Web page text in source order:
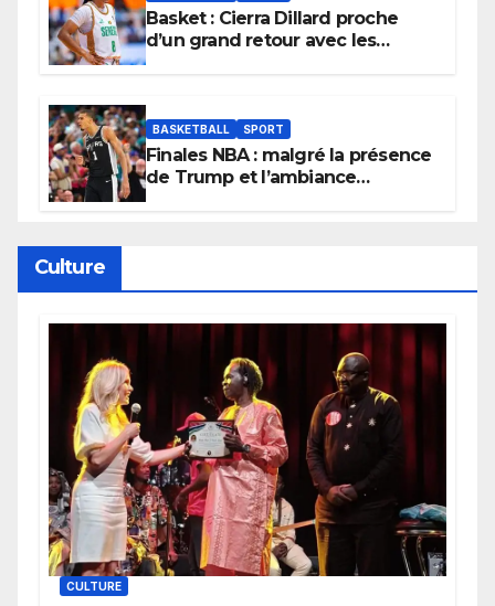
Basket : Cierra Dillard proche
d’un grand retour avec les
BASKETBALL SPORT
Finales NBA : malgré la présence
de Trump et l’ambiance
Culture
CULTURE